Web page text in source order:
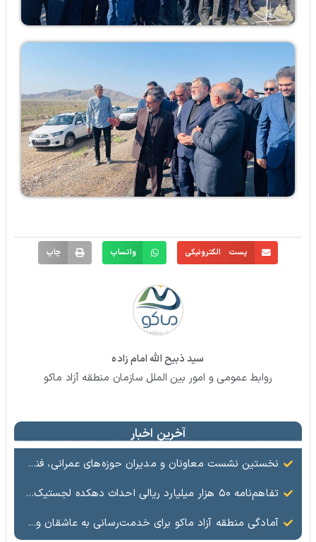
پست الکترونیکی واتساپ چاپ
سید ذبیح الله امام زاده
روابط عمومی و امور بین الملل سازمان منطقه آزاد ماکو
آخرین اخبار
نخستین نشست معاونان و مدیران حوزه‌های عمرانی، فنی، شهرسازی، محیط‌زیست، خدمات شهری و لجستیک ۱۸ منطقه آزاد در سال ۱۴۰۵ برگزار شد
تفاهم‌نامه ۵۰ هزار میلیارد ریالی احداث دهکده لجستیک ماکو امضا شد
آمادگی منطقه آزاد ماکو برای خدمت‌رسانی به عاشقان ولایت در آیین وداع و تشییع قائد امت